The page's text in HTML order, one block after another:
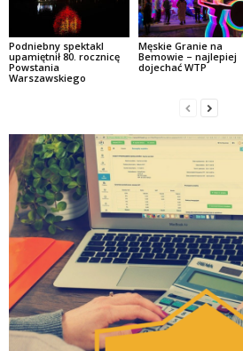
Podniebny spektakl
upamiętnił 80. rocznicę
Powstania
Warszawskiego
Męskie Granie na
Bemowie – najlepiej
dojechać WTP